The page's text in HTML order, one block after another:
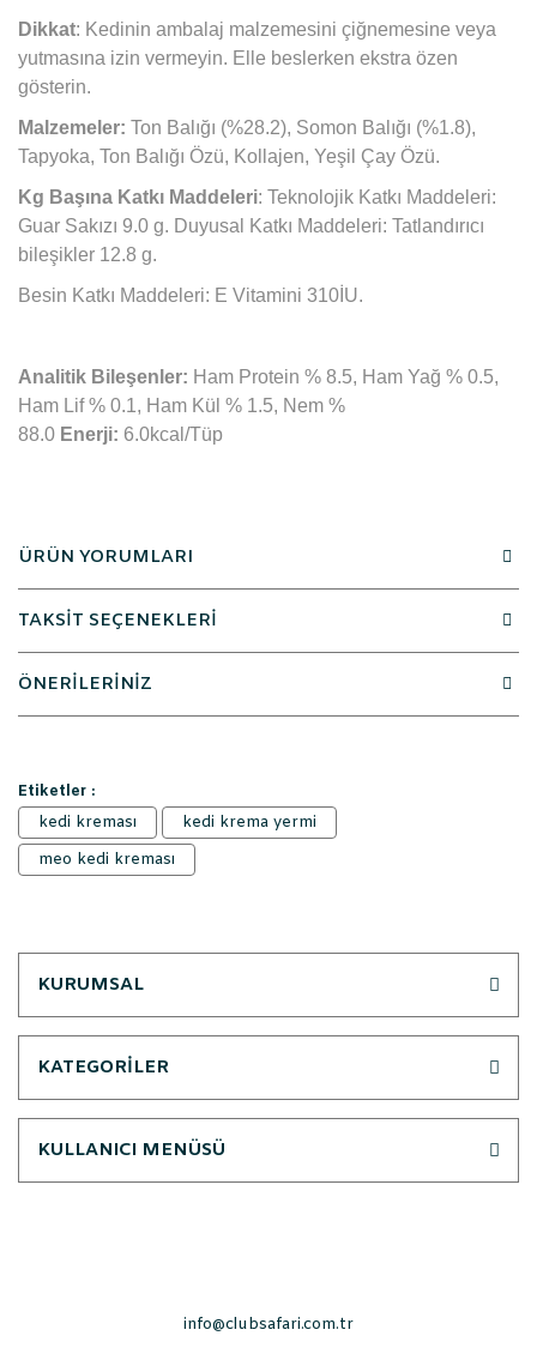
Dikkat: Kedinin ambalaj malzemesini çiğnemesine veya
yutmasına izin vermeyin. Elle beslerken ekstra özen
gösterin.
Malzemeler: Ton Balığı (%28.2), Somon Balığı (%1.8),
Tapyoka, Ton Balığı Özü, Kollajen, Yeşil Çay Özü.
Kg Başına Katkı Maddeleri: Teknolojik Katkı Maddeleri:
Guar Sakızı 9.0 g. Duyusal Katkı Maddeleri: Tatlandırıcı
bileşikler 12.8 g.
Besin Katkı Maddeleri: E Vitamini 310İU.
Analitik Bileşenler: Ham Protein % 8.5, Ham Yağ % 0.5,
Ham Lif % 0.1, Ham Kül % 1.5, Nem %
88.0 Enerji: 6.0kcal/Tüp
ÜRÜN YORUMLARI
TAKSİT SEÇENEKLERİ
ÖNERİLERİNİZ
Etiketler :
kedi kreması
kedi krema yermi
meo kedi kreması
KURUMSAL
KATEGORİLER
KULLANICI MENÜSÜ
info@clubsafari.com.tr